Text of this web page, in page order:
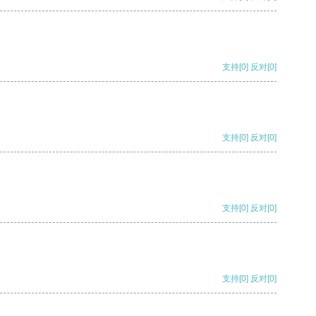
支持[0] 反对[0]
支持[0] 反对[0]
支持[0] 反对[0]
支持[0] 反对[0]